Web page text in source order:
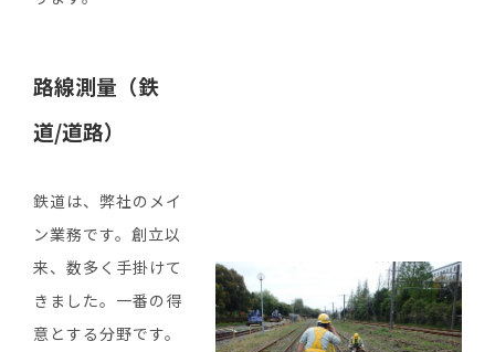
路線測量（鉄
道/道路）
鉄道は、弊社のメイ
ン業務です。創立以
来、数多く手掛けて
きました。一番の得
意とする分野です。